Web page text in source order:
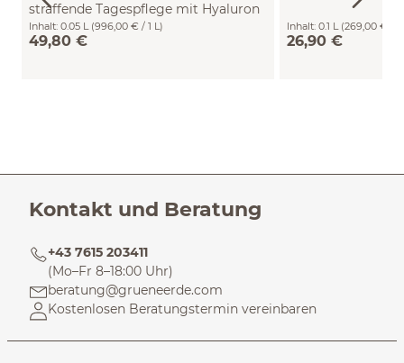
straffende Tagespflege mit Hyaluron
50 ml
Inhalt: 0.05 L (996,00 € / 1 L)
49,80 €
Inhalt: 0.1 L (269,00 € / 1
26,90 €
Kontakt und Beratung
+43 7615 203411
(Mo–Fr 8–18:00 Uhr)
beratung@grueneerde.com
Kostenlosen Beratungstermin vereinbaren